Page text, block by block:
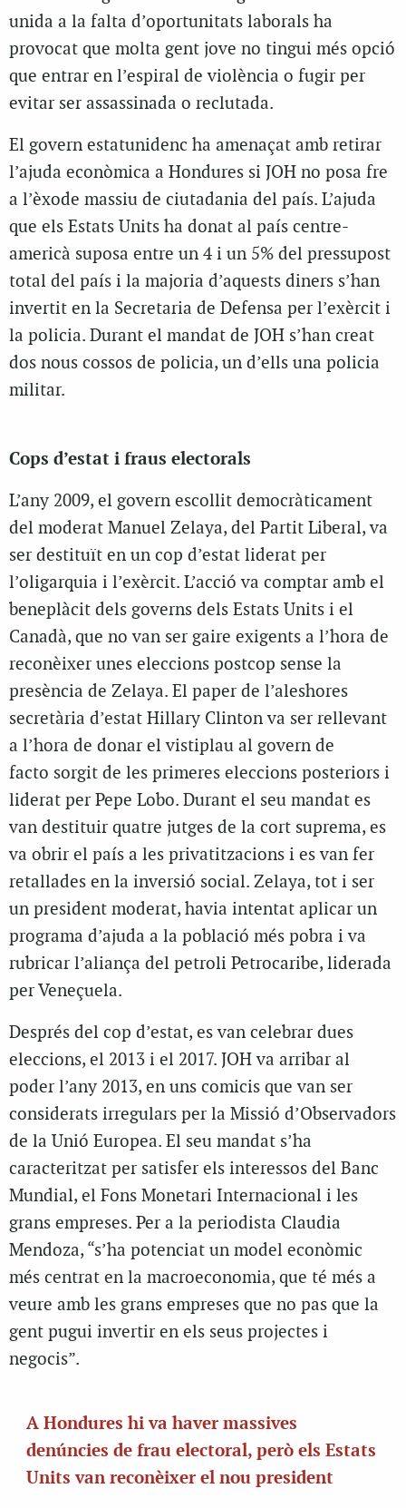
unida a la falta d’oportunitats laborals ha
provocat que molta gent jove no tingui més opció
que entrar en l’espiral de violència o fugir per
evitar ser assassinada o reclutada.
El govern estatunidenc ha amenaçat amb retirar
l’ajuda econòmica a Hondures si JOH no posa fre
a l’èxode massiu de ciutadania del país. L’ajuda
que els Estats Units ha donat al país centre-
americà suposa entre un 4 i un 5% del pressupost
total del país i la majoria d’aquests diners s’han
invertit en la Secretaria de Defensa per l’exèrcit i
la policia. Durant el mandat de JOH s’han creat
dos nous cossos de policia, un d’ells una policia
militar.
Cops d’estat i fraus electorals
L’any 2009, el govern escollit democràticament
del moderat Manuel Zelaya, del Partit Liberal, va
ser destituït en un cop d’estat liderat per
l’oligarquia i l’exèrcit. L’acció va comptar amb el
beneplàcit dels governs dels Estats Units i el
Canadà, que no van ser gaire exigents a l’hora de
reconèixer unes eleccions postcop sense la
presència de Zelaya. El paper de l’aleshores
secretària d’estat Hillary Clinton va ser rellevant
a l’hora de donar el vistiplau al govern de
facto sorgit de les primeres eleccions posteriors i
liderat per Pepe Lobo. Durant el seu mandat es
van destituir quatre jutges de la cort suprema, es
va obrir el país a les privatitzacions i es van fer
retallades en la inversió social. Zelaya, tot i ser
un president moderat, havia intentat aplicar un
programa d’ajuda a la població més pobra i va
rubricar l’aliança del petroli Petrocaribe, liderada
per Veneçuela.
Després del cop d’estat, es van celebrar dues
eleccions, el 2013 i el 2017. JOH va arribar al
poder l’any 2013, en uns comicis que van ser
considerats irregulars per la Missió d’Observadors
de la Unió Europea. El seu mandat s’ha
caracteritzat per satisfer els interessos del Banc
Mundial, el Fons Monetari Internacional i les
grans empreses. Per a la periodista Claudia
Mendoza, “s’ha potenciat un model econòmic
més centrat en la macroeconomia, que té més a
veure amb les grans empreses que no pas que la
gent pugui invertir en els seus projectes i
negocis”.
A Hondures hi va haver massives
denúncies de frau electoral, però els Estats
Units van reconèixer el nou president